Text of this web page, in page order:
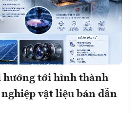
hướng tới hình thành
vật liệu bán dẫn